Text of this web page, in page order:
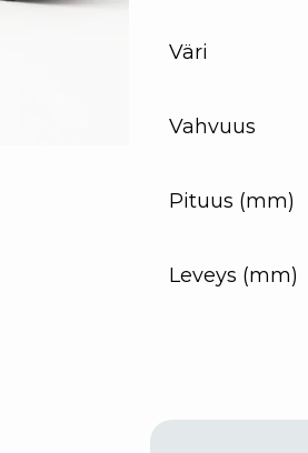
Väri
Vahvuus
Pituus (mm)
Leveys (mm)